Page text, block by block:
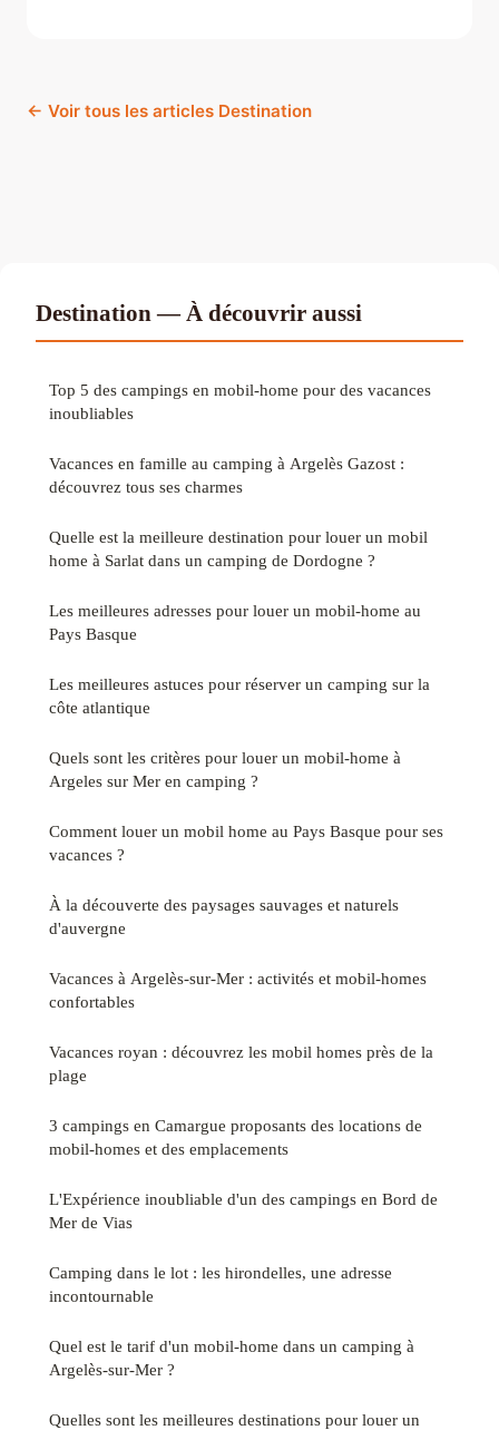
← Voir tous les articles Destination
Destination — À découvrir aussi
Top 5 des campings en mobil-home pour des vacances
inoubliables
Vacances en famille au camping à Argelès Gazost :
découvrez tous ses charmes
Quelle est la meilleure destination pour louer un mobil
home à Sarlat dans un camping de Dordogne ?
Les meilleures adresses pour louer un mobil-home au
Pays Basque
Les meilleures astuces pour réserver un camping sur la
côte atlantique
Quels sont les critères pour louer un mobil-home à
Argeles sur Mer en camping ?
Comment louer un mobil home au Pays Basque pour ses
vacances ?
À la découverte des paysages sauvages et naturels
d'auvergne
Vacances à Argelès-sur-Mer : activités et mobil-homes
confortables
Vacances royan : découvrez les mobil homes près de la
plage
3 campings en Camargue proposants des locations de
mobil-homes et des emplacements
L'Expérience inoubliable d'un des campings en Bord de
Mer de Vias
Camping dans le lot : les hirondelles, une adresse
incontournable
Quel est le tarif d'un mobil-home dans un camping à
Argelès-sur-Mer ?
Quelles sont les meilleures destinations pour louer un